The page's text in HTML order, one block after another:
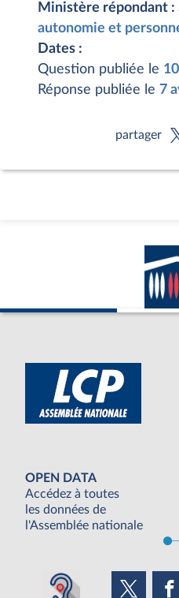
Ministère répondant :
autonomie et
Dates :
Question publiée le
Réponse publiée le 7
partager
OPEN DATA
Accédez à toutes
les données de
l'Assemblée nationale